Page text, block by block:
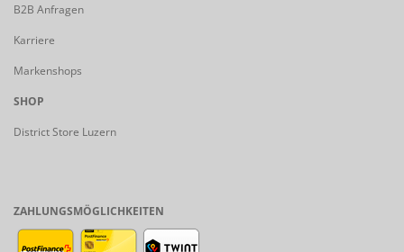
B2B Anfragen
Karriere
Markenshops
SHOP
District Store Luzern
ZAHLUNGSMÖGLICHKEITEN